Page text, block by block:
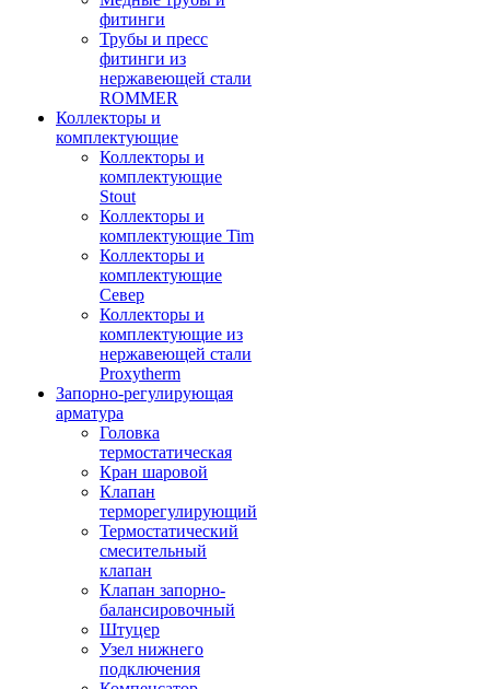
фитинги
Трубы и пресс
фитинги из
нержавеющей стали
ROMMER
Коллекторы и
комплектующие
Коллекторы и
комплектующие
Stout
Коллекторы и
комплектующие Tim
Коллекторы и
комплектующие
Север
Коллекторы и
комплектующие из
нержавеющей стали
Proxytherm
Запорно-регулирующая
арматура
Головка
термостатическая
Кран шаровой
Клапан
терморегулирующий
Термостатический
смесительный
клапан
Клапан запорно-
балансировочный
Штуцер
Узел нижнего
подключения